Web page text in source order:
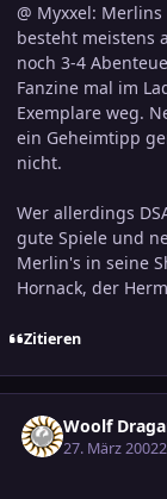
@ Myxxel:
besteht meistens
noch 3-4
Fanzine mal im
Exemplare weg.
ein Geheimtipp
nicht.
Wer allerdings
gute Spiele und
Merlin's in seine
Hornack, der
Zitieren
Woolf
27. März 2002